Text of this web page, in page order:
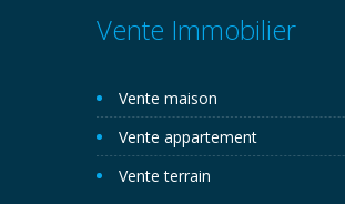
Vente Immobilier
Vente maison
Vente appartement
Vente terrain